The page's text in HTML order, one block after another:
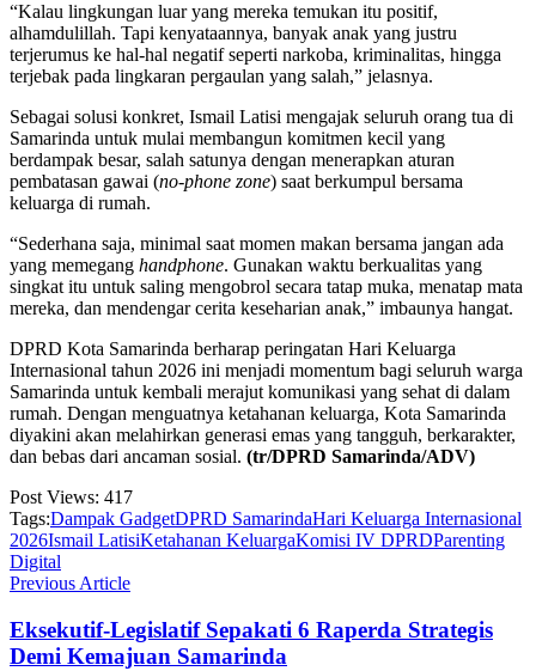
“Kalau lingkungan luar yang mereka temukan itu positif,
alhamdulillah. Tapi kenyataannya, banyak anak yang justru
terjerumus ke hal-hal negatif seperti narkoba, kriminalitas, hingga
terjebak pada lingkaran pergaulan yang salah,” jelasnya.
Sebagai solusi konkret, Ismail Latisi mengajak seluruh orang tua di
Samarinda untuk mulai membangun komitmen kecil yang
berdampak besar, salah satunya dengan menerapkan aturan
pembatasan gawai (no-phone zone) saat berkumpul bersama
keluarga di rumah.
“Sederhana saja, minimal saat momen makan bersama jangan ada
yang memegang handphone. Gunakan waktu berkualitas yang
singkat itu untuk saling mengobrol secara tatap muka, menatap mata
mereka, dan mendengar cerita keseharian anak,” imbaunya hangat.
DPRD Kota Samarinda berharap peringatan Hari Keluarga
Internasional tahun 2026 ini menjadi momentum bagi seluruh warga
Samarinda untuk kembali merajut komunikasi yang sehat di dalam
rumah. Dengan menguatnya ketahanan keluarga, Kota Samarinda
diyakini akan melahirkan generasi emas yang tangguh, berkarakter,
dan bebas dari ancaman sosial. (tr/DPRD Samarinda/ADV)
Post Views: 417
Tags:Dampak GadgetDPRD SamarindaHari Keluarga Internasional
2026Ismail LatisiKetahanan KeluargaKomisi IV DPRDParenting
Digital
Previous Article
Eksekutif-Legislatif Sepakati 6 Raperda Strategis
Demi Kemajuan Samarinda